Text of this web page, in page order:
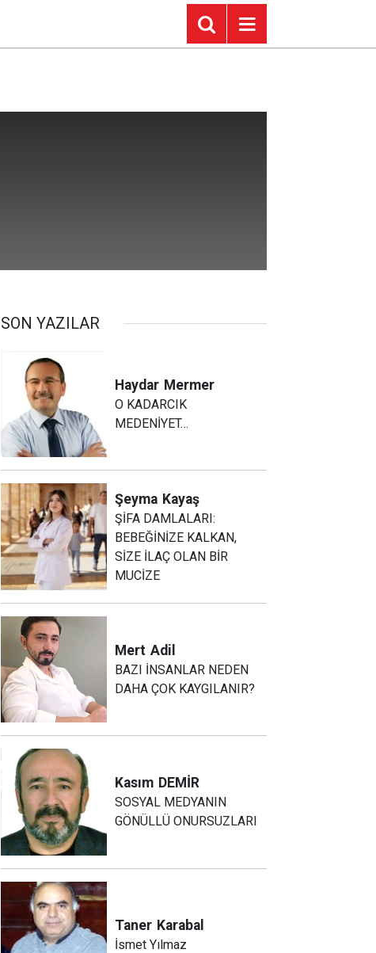
SON YAZILAR
Haydar Mermer
O KADARCIK
MEDENİYET…
Şeyma Kayaş
ŞİFA DAMLALARI:
BEBEĞİNİZE KALKAN,
SİZE İLAÇ OLAN BİR
MUCİZE
Mert Adil
BAZI İNSANLAR NEDEN
DAHA ÇOK KAYGILANIR?
Kasım DEMİR
SOSYAL MEDYANIN
GÖNÜLLÜ ONURSUZLARI
Taner Karabal
İsmet Yılmaz